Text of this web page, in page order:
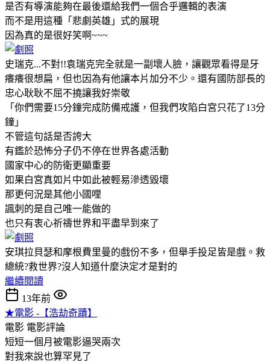
是否有導演能夠在最後還給我們一個合乎邏輯的表演
而不是用這種「悲劇英雄」式的展現
因為真的是很好笑啊~~~
史瑞克...不對!!袁瑞克完全就是一副壞人臉，讓觀眾看得是牙
癢癢很想扁，但也因為有他讓本片加分不少。還有國防部長的
忠心耿耿不屈不撓讓我好崇敬
「你們需要15分鐘完成防備戒護，但我們攻陷白宮只花了13分
鐘」
不管這句話是否誇大
有鑑於恐怖分子仍不停在世界各處活動
國家中心的防衛更顯重要
如果白宮真如片中如此被輕易滲透毀壞
那更何況是其他小國哩
諷刺的是自己唯一能做的
也只有衷心祈禱世界和平盡早到來了
安琪拉貝瑟和摩根費里曼的戲份不多，但舉手投足皆是戲。救
總統?救世界?沒人知道什麼決定才是對的
繼續閱讀
13年前
★電影 -【浩劫奇蹟】
電影 電影評論
短短一個月被電影逼哭兩次
對我來說也算罕見了